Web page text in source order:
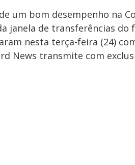
um bom desempenho na
janela de transferências
nesta terça-feira (24)
News transmite com